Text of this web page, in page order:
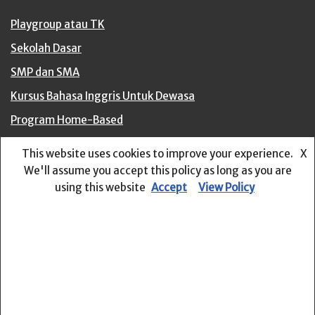
Playgroup atau TK
Sekolah Dasar
SMP dan SMA
Kursus Bahasa Inggris Untuk Dewasa
Program Home-Based
Media Sosial
This website uses cookies to improve your experience.
We'll assume you accept this policy as long as you are
using this website
X
Accept View Policy